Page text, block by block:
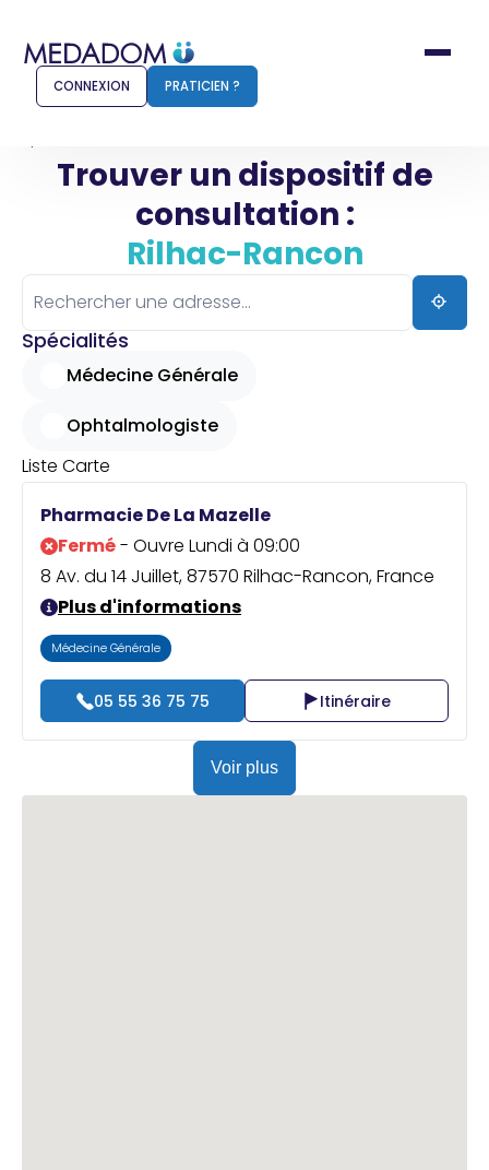
Comment ça marche ?
Pharmacien
Connexion
Praticien ?
CONNEXION PRATICIEN ?
Trouver un dispositif de
consultation :
Rilhac-Rancon
Spécialités
Médecine Générale
Ophtalmologiste
Liste Carte
Pharmacie De La Mazelle
Fermé- Ouvre Lundi à 09:00
8 Av. du 14 Juillet, 87570 Rilhac-Rancon, France
Plus d'informations
Médecine Générale
05 55 36 75 75 Itinéraire
Voir plus